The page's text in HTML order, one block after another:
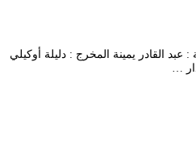
الترجمة : عبد القادر يمينة المخرج :
…